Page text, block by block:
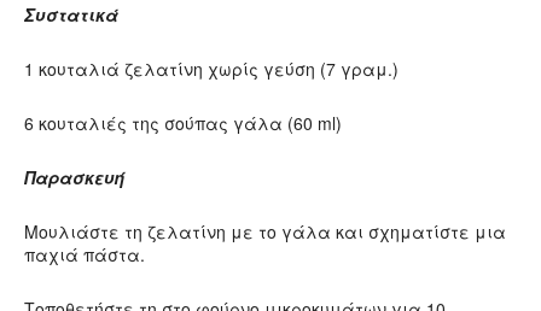
Συστατικά
1 κουταλιά ζελατίνη χωρίς γεύση (7 γραμ.)
6 κουταλιές της σούπας γάλα (60 ml)
Παρασκευή
Μουλιάστε τη ζελατίνη με το γάλα και σχηματίστε μια
παχιά πάστα.